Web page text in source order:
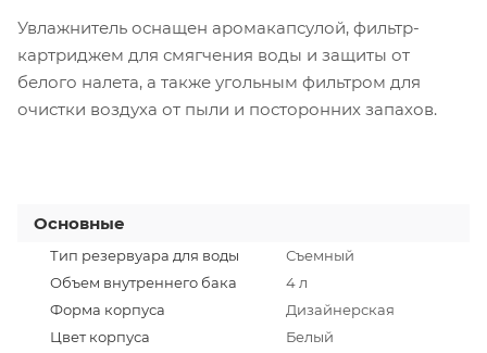
Увлажнитель оснащен аромакапсулой, фильтр-
картриджем для смягчения воды и защиты от
белого налета, а также угольным фильтром для
очистки воздуха от пыли и посторонних запахов.
Основные
Тип резервуара для воды
Съемный
Объем внутреннего бака
4 л
Форма корпуса
Дизайнерская
Цвет корпуса
Белый